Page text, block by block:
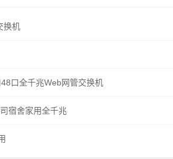
换机
口全千兆Web网管交换机
宿舍家用全千兆